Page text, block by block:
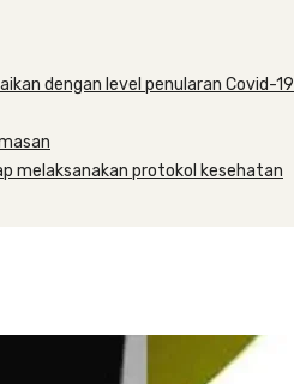
dengan level penularan Covid-19
melaksanakan protokol kesehatan